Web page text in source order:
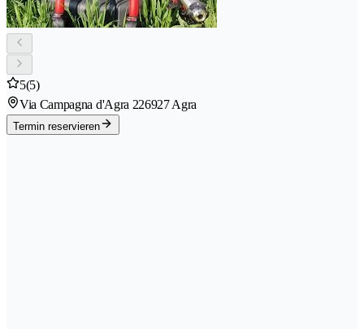
5(5)
Via Campagna d'Agra 226927 Agra
Termin reservieren